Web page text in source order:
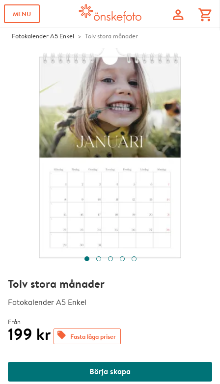
MENU profile shopping_cart
Fotokalender A5 Enkel Tolv stora månader
Tolv stora månader
Fotokalender A5 Enkel
Från
199 kr offers Fasta låga priser
Börja skapa